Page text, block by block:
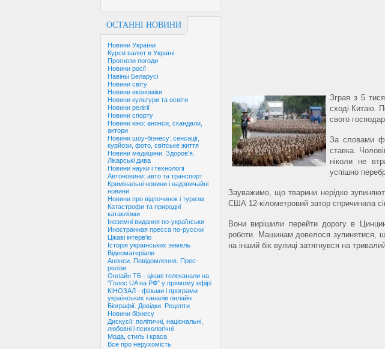
ОСТАННІ НОВИНИ
Новини України
Курси валют в Україні
Прогнози погоди
Новини росії
Навіны Беларусі
Новини світу
Новини економіки
Новини культури та освіти
Новини релігії
Новини спорту
Новини кіно: анонси, скандали,
актори
Новини шоу-бізнесу: сенсації,
курйози, фото, світське життя
Новини медицини. Здоров'я.
Лікарські дива
Новини науки і технології
Автоновини: авто та транспорт
Кримінальні новини і надзвичайні
новини
Новини про відпочинок і туризм
Катастрофи та природні
катаклізми
Іноземні видання по-українськи
Иностранная пресса по-русски
Цікаві інтерв'ю
Історія українських земель
Відеоматеріали
Анонси. Повідомлення. Прес-
релізи
Онлайн ТБ - цікаві телеканали на
"Голос UA на РФ" у прямому ефірі
КІНОЗАЛ - фільми і програми
українських каналів онлайн
Біографії. Довідки. Рецепти
Новини бізнесу
Дискусії: політичні, національні,
любовні і психологічні
Мода, стиль і краса
Все про нерухомість
Зграя з 5
сході Китаю.
свого
За словами
ставка.
ніколи не
успішно
Зауважимо, що тварини нерідко
США 12-кілометровий затор спричинила
Вони вирішили перейти дорогу в
роботи. Машинам довелося зупинятися,
на інший бік вулиці затягнувся на